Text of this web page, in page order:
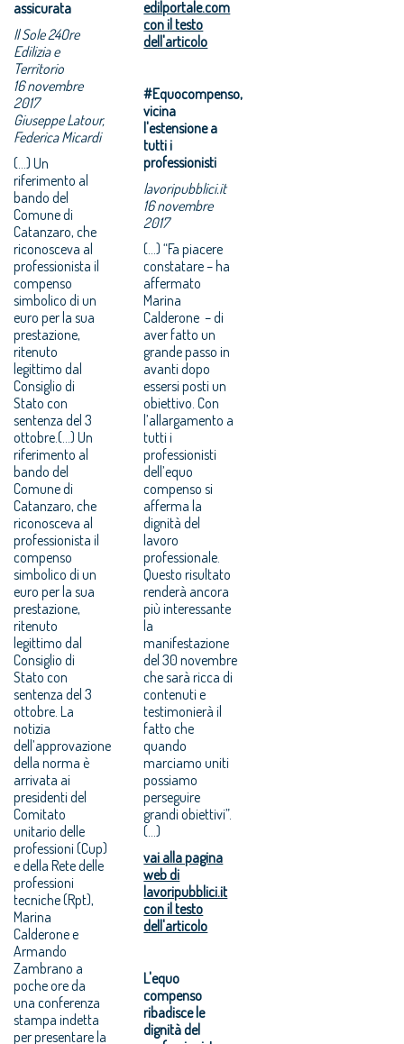
assicurata
Il Sole 24Ore
Edilizia e
Territorio
16 novembre
2017
Giuseppe Latour,
Federica Micardi
(...) Un
riferimento al
bando del
Comune di
Catanzaro, che
riconosceva al
professionista il
compenso
simbolico di un
euro per la sua
prestazione,
ritenuto
legittimo dal
Consiglio di
Stato con
sentenza del 3
ottobre.(...) Un
riferimento al
bando del
Comune di
Catanzaro, che
riconosceva al
professionista il
compenso
simbolico di un
euro per la sua
prestazione,
ritenuto
legittimo dal
Consiglio di
Stato con
sentenza del 3
ottobre. La
notizia
dell’approvazione
della norma è
arrivata ai
presidenti del
Comitato
unitario delle
professioni (Cup)
e della Rete delle
professioni
tecniche (Rpt),
Marina
Calderone e
Armando
Zambrano a
poche ore da
una conferenza
stampa indetta
per presentare la
edilportale.com
con il testo
dell'articolo
#Equocompenso,
vicina
l'estensione a
tutti i
professionisti
lavoripubblici.it
16 novembre
2017
(...) “Fa piacere
constatare – ha
affermato
Marina
Calderone – di
aver fatto un
grande passo in
avanti dopo
essersi posti un
obiettivo. Con
l’allargamento a
tutti i
professionisti
dell’equo
compenso si
afferma la
dignità del
lavoro
professionale.
Questo risultato
renderà ancora
più interessante
la
manifestazione
del 30 novembre
che sarà ricca di
contenuti e
testimonierà il
fatto che
quando
marciamo uniti
possiamo
perseguire
grandi obiettivi”.
(...)
vai alla pagina
web di
lavoripubblici.it
con il testo
dell'articolo
L'equo
compenso
ribadisce le
dignità del